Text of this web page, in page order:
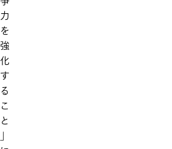
力
を
強
化
す
る
こ
と
」